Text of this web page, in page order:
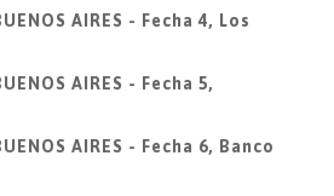
AIRES - Fecha 4, Los
AIRES - Fecha 5,
AIRES - Fecha 6, Banco